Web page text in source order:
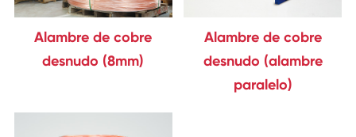
Alambre de cobre
desnudo (8mm)
Alambre de cobre
desnudo (alambre
paralelo)